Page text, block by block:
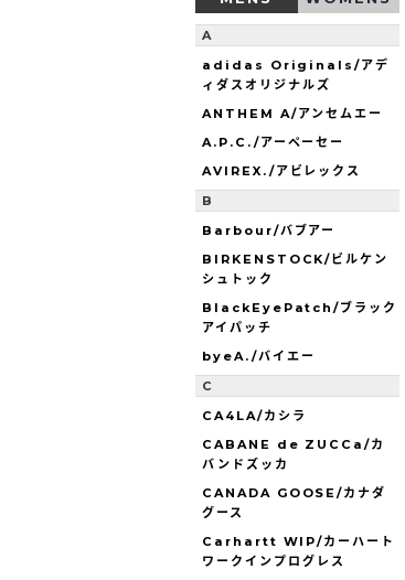
A
adidas Originals/アデ
ィダスオリジナルズ
ANTHEM A/アンセムエー
A.P.C./アーペーセー
AVIREX./アビレックス
B
Barbour/バブアー
BIRKENSTOCK/ビルケン
シュトック
BlackEyePatch/ブラック
アイパッチ
byeA./バイエー
C
CA4LA/カシラ
CABANE de ZUCCa/カ
バンドズッカ
CANADA GOOSE/カナダ
グース
Carhartt WIP/カーハート
ワークインプログレス